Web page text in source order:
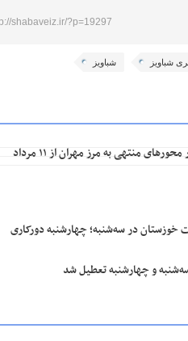
shabaveiz.ir/?p=19297
شباویز شباویز
منتهی به مرز مهران از ۱۱ مرداد
در سه‌شنبه؛ چهارشنبه دورکاری
و چهارشنبه تعطیل شد